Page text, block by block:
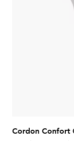
Cordon Confort